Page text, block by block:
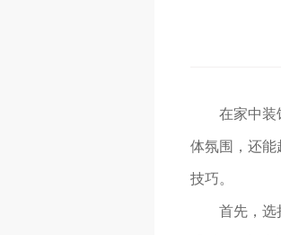
在家中装
体氛围，还能
技巧。
首先，选